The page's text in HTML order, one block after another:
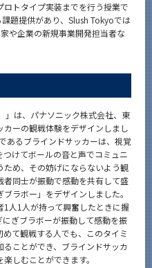
トタイプ実装までを行う授業で
題提供があり、Slush Tokyoでは
や企業の新規事業開発担当者な
」は、パナソニック株式会社、東
ーの観戦体験をデザインしまし
あるブラインドサッカーは、視覚
けてボールの音と声でコミュニ
め、その妨げにならないよう観
同士が振動で感動を共有して盛
ラボー」をデザインしました。
人1人が持って興奮したときに握
ぎブラボーが振動して感動を振
て観戦する人でも、このタイミ
ことができ、ブラインドサッカ
しむことができます。
構成